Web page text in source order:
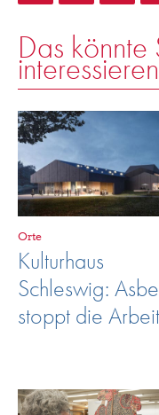
Das könnte
interessieren
Orte
Kulturhaus
Schleswig:
stoppt die